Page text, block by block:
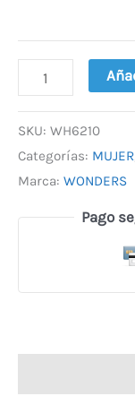
SKU: WH6210
Categorías: MUJER
Marca: WONDERS
Pago